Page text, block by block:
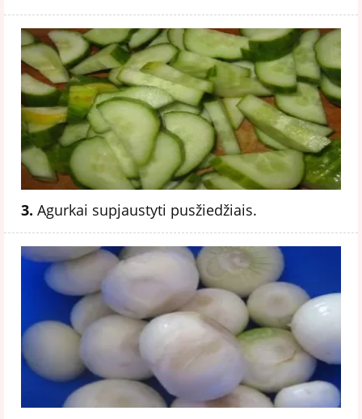
3. Agurkai supjaustyti pusžiedžiais.